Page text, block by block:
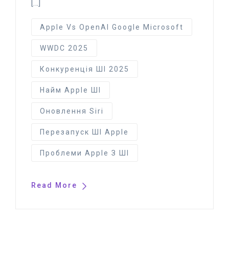
[…]
Apple Vs OpenAI Google Microsoft
WWDC 2025
Конкуренція ШІ 2025
Найм Apple ШІ
Оновлення Siri
Перезапуск ШІ Apple
Проблеми Apple З ШІ
Read More